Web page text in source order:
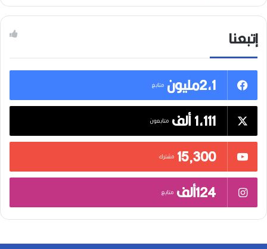
إتبعنا
2,1مليون
متابع
1,111 ألف متابعون
15٬300 مشترك
124ألف متابع